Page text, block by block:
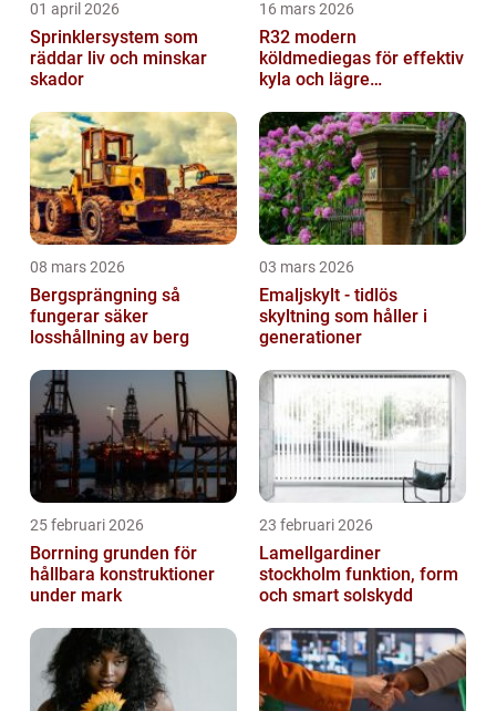
01 april 2026
Sprinklersystem som
räddar liv och minskar
skador
16 mars 2026
R32 modern
köldmediegas för effektiv
kyla och lägre
08 mars 2026
Bergsprängning så
fungerar säker
losshållning av berg
03 mars 2026
Emaljskylt - tidlös
skyltning som håller i
generationer
25 februari 2026
Borrning grunden för
hållbara konstruktioner
under mark
23 februari 2026
Lamellgardiner
stockholm funktion, form
och smart solskydd